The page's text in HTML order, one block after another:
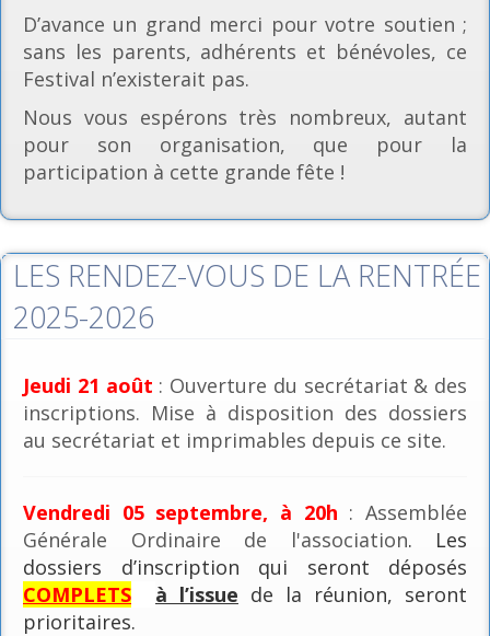
D’avance un grand merci pour votre soutien ;
sans les parents, adhérents et bénévoles, ce
Festival n’existerait pas.
Nous vous espérons très nombreux, autant
pour son organisation, que pour la
participation à cette grande fête !
LES RENDEZ-VOUS DE LA RENTRÉE
2025-2026
Jeudi 21 août : Ouverture du secrétariat & des
inscriptions. Mise à disposition des dossiers
au secrétariat et imprimables depuis ce site.
Vendredi 05 septembre, à 20h : Assemblée
Générale Ordinaire de l'association. Les
dossiers d’inscription qui seront déposés
COMPLETS
à l’issue de la réunion, seront
prioritaires.